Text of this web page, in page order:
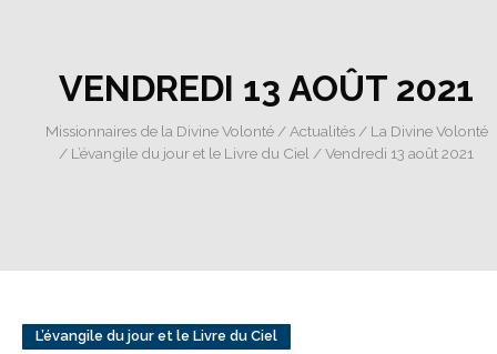
VENDREDI 13 AOÛT 2021
Missionnaires de la Divine Volonté/ Actualités/ La Divine Volonté
/ L’évangile du jour et le Livre du Ciel / Vendredi 13 août 2021
L’évangile du jour et le Livre du Ciel